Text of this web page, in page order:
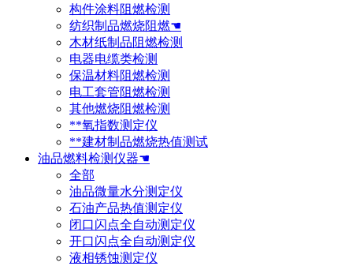
构件涂料阻燃检测
纺织制品燃烧阻燃☚
木材纸制品阻燃检测
电器电缆类检测
保温材料阻燃检测
电工套管阻燃检测
其他燃烧阻燃检测
**氧指数测定仪
**建材制品燃烧热值测试
油品燃料检测仪器☚
全部
油品微量水分测定仪
石油产品热值测定仪
闭口闪点全自动测定仪
开口闪点全自动测定仪
液相锈蚀测定仪